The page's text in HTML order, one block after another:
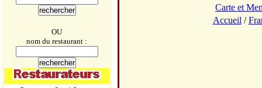
OU
nom du restaurant :
Carte et
Accueil /